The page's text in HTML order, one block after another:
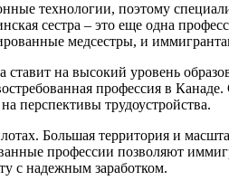
технологии, поэтому
сестра – это еще одна
медсестры, и
на высокий уровень
профессия в
перспективы трудоустройства.
Большая территория и
профессии позволяют
с надежным заработком.